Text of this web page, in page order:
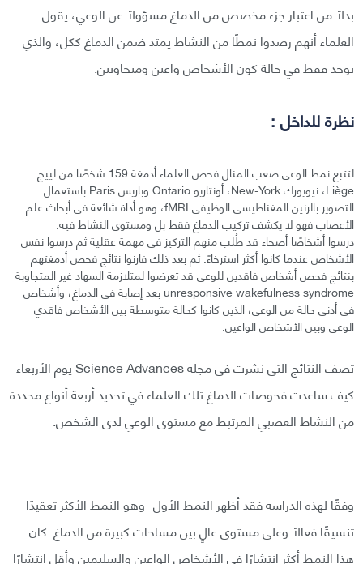
بدلًا من اعتبار جزء مخصص من الدماغ مسؤولًا عن الوعي، يقول
العلماء أنهم رصدوا نمطًا من النشاط يمتد ضمن الدماغ ككل، والذي
يوجد فقط في حالة كون الأشخاص واعين ومتجاوبين.
نظرة للداخل :
لتتبع نمط الوعي صعب المنال فحص العلماء أدمغة 159 شخصًا من لييج
Liège، نيويورك New-York، أونتاريو Ontario وباريس Paris باستعمال
التصوير بالرنين المغناطيسي الوظيفي fMRI، وهو أداة شائعة في أبحاث علم
الأعصاب فهو لا يكشف تركيب الدماغ فقط بل ومستوى النشاط فيه.
درسوا أشخاصًا أصحاء قد طُلب منهم التركيز في مهمة عقلية ثم درسوا نفس
الأشخاص عندما كانوا أكثر استرخاءً. ثم بعد ذلك فارنوا نتائج فحص أدمغتهم
بنتائج فحص أشخاص فاقدين للوعي قد تعرضوا لمتلازمة السهاد غير المتجاوبة
unresponsive wakefulness syndrome بعد إصابة في الدماغ، وأشخاص
في أدنى حالة من الوعي، الذين كانوا كحالة متوسطة بين الأشخاص فاقدي
الوعي وبين الأشخاص الواعين.
تصف النتائج التي نشرت في مجلة Science Advances يوم الأربعاء
كيف ساعدت فحوصات الدماغ تلك العلماء في تحديد أربعة أنواع محددة
من النشاط العصبي المرتبط مع مستوى الوعي لدى الشخص.
وفقًا لهذه الدراسة فقد أظهر النمط الأول -وهو النمط الأكثر تعقيدًا-
تنسيقًا فعالًا وعلى مستوى عالٍ بين مساحات كبيرة من الدماغ. كان
هذا النمط أكثر انتشارًا في الأشخاص الواعين والسليمين وأقل انتشارًا